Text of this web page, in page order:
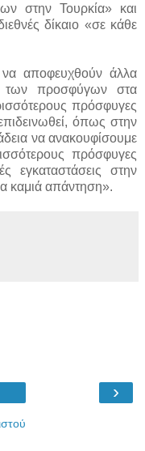
στην Τουρκία» και
δίκαιο «σε κάθε
να αποφευχθούν άλλα
των προσφύγων στα
πρόσφυγες
όπως στην
να ανακουφίσουμε
πρόσφυγες
εγκαταστάσεις στην
καμιά απάντηση».
›